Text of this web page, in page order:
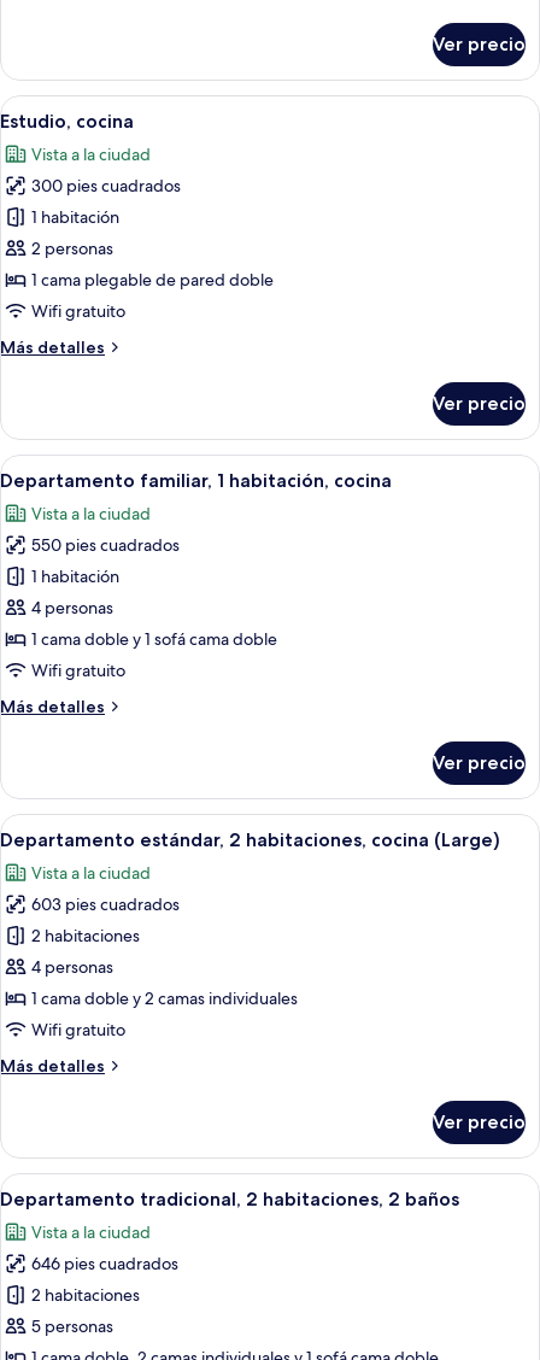
Ver precio
Abrir
todas
las
fotos
de
Estudio,
cocina
Un salón moderno con un sofá, una
12
Estudio, cocina
Vista a la ciudad
300 pies cuadrados
1 habitación
2 personas
1 cama plegable de pared doble
Wifi gratuito
Más detalles
Más
cocina
Ver precio
Abrir
todas
las
fotos
de
Departamento
familiar,
1
habitación,
cocina
Una sala de estar con un sofá, una
7
Departamento familiar, 1 habitación, cocina
Vista a la ciudad
550 pies cuadrados
1 habitación
4 personas
1 cama doble y 1 sofá cama doble
Wifi gratuito
Más detalles
Más
familiar,
habitación,
cocina
Ver precio
Abrir
todas
las
fotos
de
Departamento
estándar,
2
habitaciones,
cocina
Una sala moderna con un sofá, una
9
Departamento estándar, 2 habitaciones, cocina (Large)
Vista a la ciudad
603 pies cuadrados
2 habitaciones
4 personas
1 cama doble y 2 camas individuales
Wifi gratuito
Más detalles
Más
estándar,
habitaciones,
cocina
(Large)
Ver precio
Abrir
todas
las
fotos
de
Departamento
tradicional,
Habitación de hotel con una cama
9
Departamento tradicional, 2 habitaciones, 2 baños
Vista a la ciudad
646 pies cuadrados
2 habitaciones
5 personas